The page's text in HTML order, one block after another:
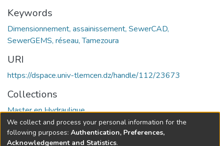
Keywords
Dimensionnement, assainissement, SewerCAD,
SewerGEMS, réseau, Tamezoura
URI
https://dspace.univ-tlemcen.dz/handle/112/23673
Collections
Master en Hydraulique
Full item page
We collect and process your personal information for the
following purposes: Authentication, Preferences,
Acknowledgement and Statistics.